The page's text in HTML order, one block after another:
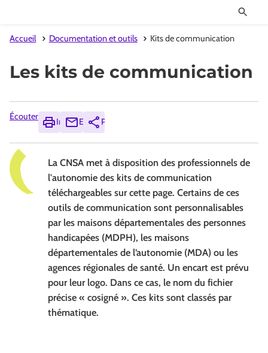
Accueil Documentation et outils Kits de communication
Les kits de communication
Écouter
ImprimerEnvoyerPartager
La CNSA met à disposition des professionnels de
l'autonomie des kits de communication
téléchargeables sur cette page. Certains de ces
outils de communication sont personnalisables
par les maisons départementales des personnes
handicapées (MDPH), les maisons
départementales de l’autonomie (MDA) ou les
agences régionales de santé. Un encart est prévu
pour leur logo. Dans ce cas, le nom du fichier
précise « cosigné ». Ces kits sont classés par
thématique.